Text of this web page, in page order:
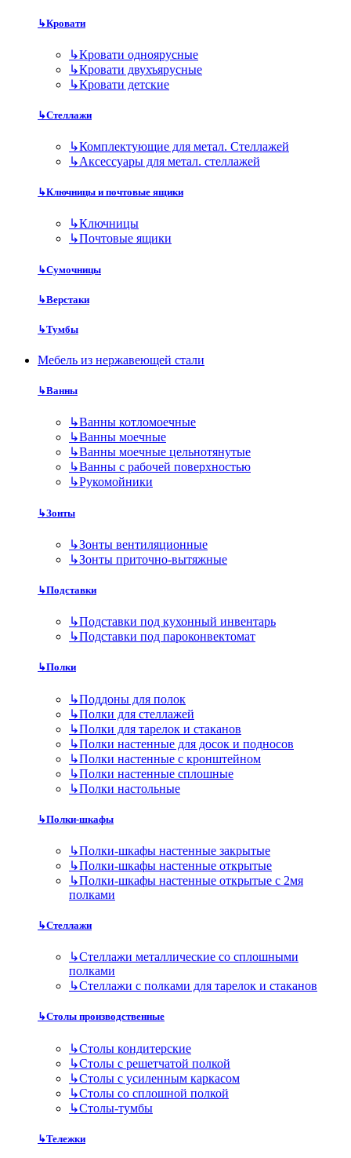
↳Кровати
↳Кровати одноярусные
↳Кровати двухъярусные
↳Кровати детские
↳Стеллажи
↳Комплектующие для метал. Стеллажей
↳Аксессуары для метал. стеллажей
↳Ключницы и почтовые ящики
↳Ключницы
↳Почтовые ящики
↳Сумочницы
↳Верстаки
↳Тумбы
Мебель из нержавеющей стали
↳Ванны
↳Ванны котломоечные
↳Ванны моечные
↳Ванны моечные цельнотянутые
↳Ванны с рабочей поверхностью
↳Рукомойники
↳Зонты
↳Зонты вентиляционные
↳Зонты приточно-вытяжные
↳Подставки
↳Подставки под кухонный инвентарь
↳Подставки под пароконвектомат
↳Полки
↳Поддоны для полок
↳Полки для стеллажей
↳Полки для тарелок и стаканов
↳Полки настенные для досок и подносов
↳Полки настенные с кронштейном
↳Полки настенные сплошные
↳Полки настольные
↳Полки-шкафы
↳Полки-шкафы настенные закрытые
↳Полки-шкафы настенные открытые
↳Полки-шкафы настенные открытые с 2мя
полками
↳Стеллажи
↳Стеллажи металлические со сплошными
полками
↳Стеллажи с полками для тарелок и стаканов
↳Столы производственные
↳Столы кондитерские
↳Столы с решетчатой полкой
↳Столы с усиленным каркасом
↳Столы со сплошной полкой
↳Столы-тумбы
↳Тележки